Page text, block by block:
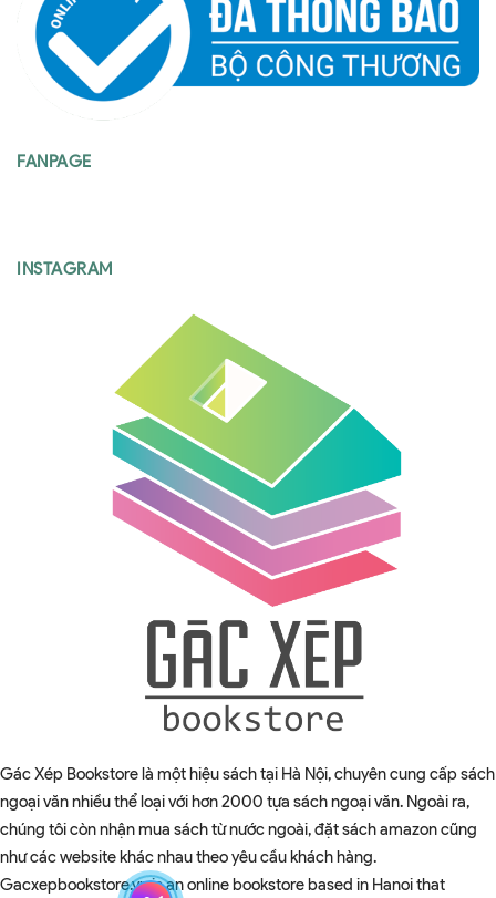
FANPAGE
INSTAGRAM
Gác Xép Bookstore là một hiệu sách tại Hà Nội, chuyên cung cấp sách
ngoại văn nhiều thể loại với hơn 2000 tựa sách ngoại văn. Ngoài ra,
chúng tôi còn nhận mua sách từ nước ngoài, đặt sách amazon cũng
như các website khác nhau theo yêu cầu khách hàng.
Gacxepbookstore.vn is an online bookstore based in Hanoi that